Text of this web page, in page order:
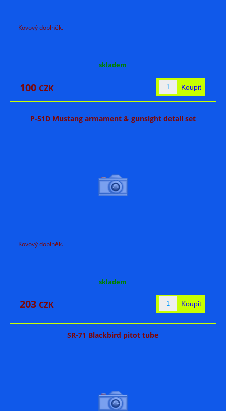
Kovový doplněk.
skladem
100 CZK
P-51D Mustang armament & gunsight detail set
Kovový doplněk.
skladem
203 CZK
SR-71 Blackbird pitot tube